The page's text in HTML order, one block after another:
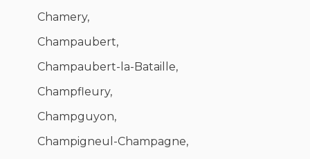
Chamery,
Champaubert,
Champaubert-la-Bataille,
Champfleury,
Champguyon,
Champigneul-Champagne,